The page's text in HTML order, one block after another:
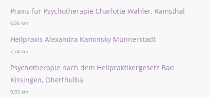
Praxis für Psychotherapie Charlotte Wahler, Ramsthal
6,56 km
Heilpraxis Alexandra Kaminsky Münnerstadt
7,74 km
Psychotherapie nach dem Heilpraktikergesetz Bad
Kissingen, Oberthulba
9,93 km